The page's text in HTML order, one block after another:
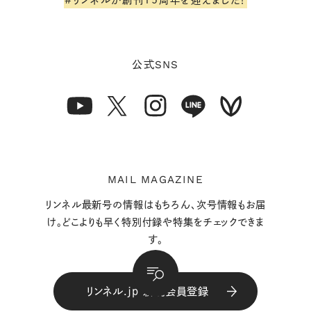
公式SNS
MAIL MAGAZINE
リンネル最新号の情報はもちろん、次号情報もお届
け。どこよりも早く特別付録や特集をチェックできま
す。
リンネル.jp 新規会員登録